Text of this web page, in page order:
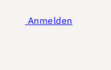
Anmelden